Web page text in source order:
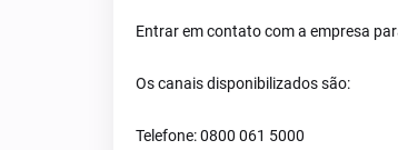
Entrar em contato com a empresa
Os canais disponibilizados são:
Telefone: 0800 061 5000